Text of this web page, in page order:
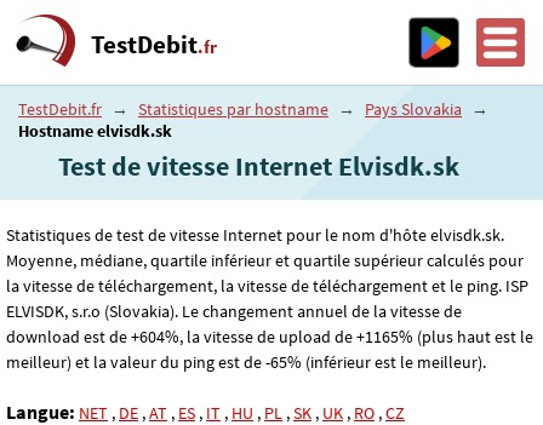
TestDebit.fr
TestDebit.fr → Statistiques par hostname → Pays Slovakia →
Hostname elvisdk.sk
Test de vitesse Internet Elvisdk.sk
Statistiques de test de vitesse Internet pour le nom d'hôte elvisdk.sk.
Moyenne, médiane, quartile inférieur et quartile supérieur calculés pour
la vitesse de téléchargement, la vitesse de téléchargement et le ping. ISP
ELVISDK, s.r.o (Slovakia). Le changement annuel de la vitesse de
download est de +604%, la vitesse de upload de +1165% (plus haut est le
meilleur) et la valeur du ping est de -65% (inférieur est le meilleur).
Langue: NET , DE ,AT , ES , IT , HU , PL ,SK , UK , RO ,CZ